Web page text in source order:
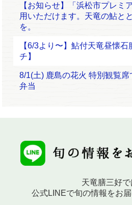
【お知らせ】「浜松市プレミ
用いただけます。天竜の鮎と
を。
【6/3より〜】鮎付天竜昼懐
チ】
8/1(土) 鹿島の花火 特別観覧
弁当
天竜膳三好で
公式LINEで旬の情報をお届